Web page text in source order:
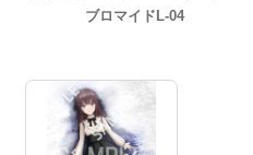
ブロマイドL-04